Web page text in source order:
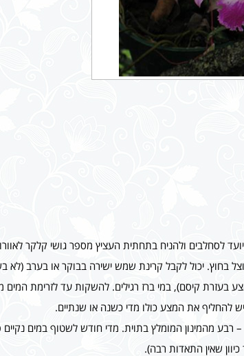
בחוץ. יכול לקבל קרינת שמש ישירה בבוקר או בערב (לא
בעזרת קיסם), במי ברז רגילים. להשקות עד לזרימת
להחליף את המצע כולו מדי כשנה או שנתיים.
20-20-20), מדולל מאוד במים – רבע מהמינון המומלץ בתוית. מדי חודש
שאין התאדות רבה).